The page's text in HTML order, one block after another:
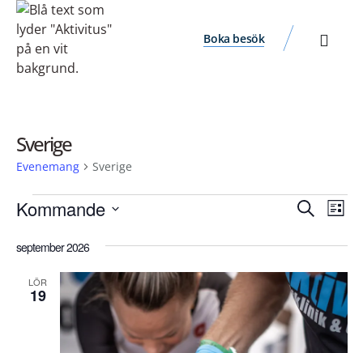
Boka besök
Sverige
Evenemang Sverige
Views
Sök Lista
Kommande
datum.
september 2026
LÖR
19